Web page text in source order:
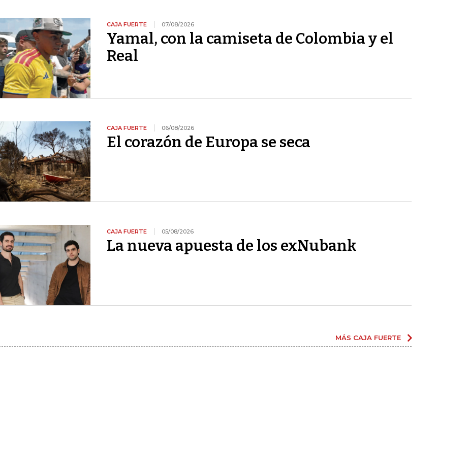
CAJA FUERTE 07/08/2026
Yamal, con la camiseta de Colombia y el
Real
CAJA FUERTE 06/08/2026
El corazón de Europa se seca
CAJA FUERTE 05/08/2026
La nueva apuesta de los exNubank
MÁS CAJA FUERTE